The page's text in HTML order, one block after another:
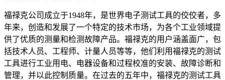
福禄克公司成立于1948年，是世界电子测试工具的佼佼者，多
年来，创造和发展了一个特定的技术市场，为各个工业领域提
供了优质的测量和检测故障产品。福禄克的用户涵盖面广，包
括技术人员、工程师、计量人员等等，他们利用福禄克的测试
工具进行工业用电、电器设备和过程校准的安装、故障诊断和
管理，并以此控制质量。在过去的五年中，福禄克的测试工具